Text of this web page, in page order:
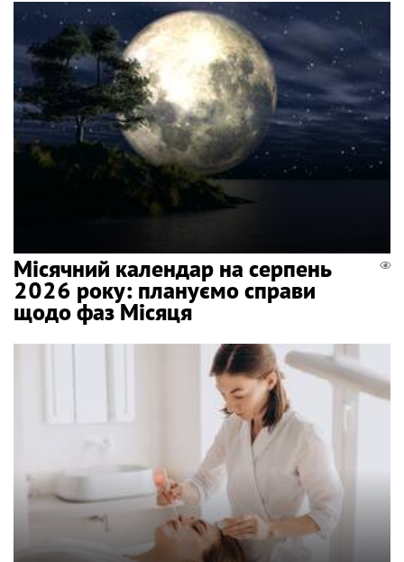
Місячний календар на серпень
2026 року: плануємо справи
щодо фаз Місяця